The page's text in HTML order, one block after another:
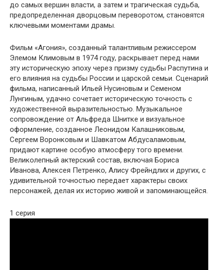
до самых вершин власти, а затем и трагическая судьба,
предопределенная дворцовым переворотом, становятся
ключевыми моментами драмы.
Фильм «Агония», созданный талантливым режиссером
Элемом Климовым в 1974 году, раскрывает перед нами
эту историческую эпоху через призму судьбы Распутина и
его влияния на судьбы России и царской семьи. Сценарий
фильма, написанный Ильей Нусиновым и Семеном
Лунгиным, удачно сочетает историческую точность с
художественной выразительностью. Музыкальное
сопровождение от Альфреда Шнитке и визуальное
оформление, созданное Леонидом Калашниковым,
Сергеем Воронковым и Шавкатом Абдусаламовым,
придают картине особую атмосферу того времени.
Великолепный актерский состав, включая Бориса
Иванова, Алексея Петренко, Алису Фрейндлих и других, с
удивительной точностью передает характеры своих
персонажей, делая их историю живой и запоминающейся.
1 серия